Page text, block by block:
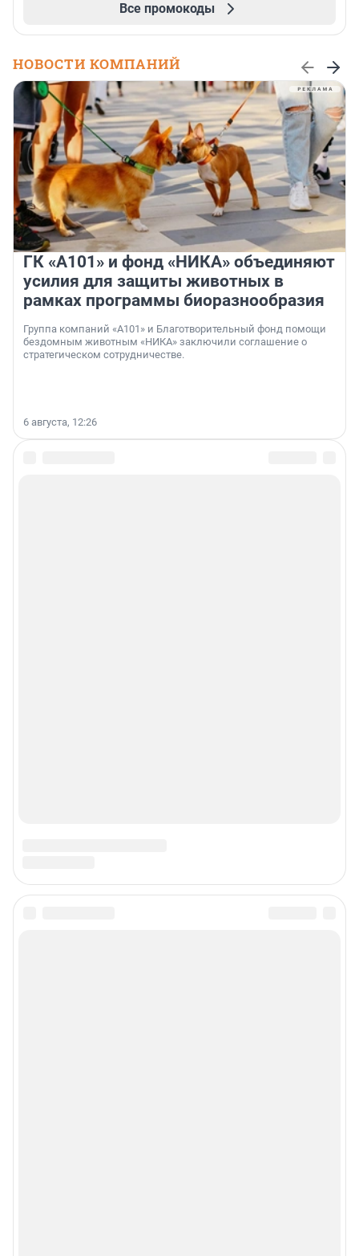
Все промокоды
НОВОСТИ КОМПАНИЙ
ГК «А101» и фонд «НИКА» объединяют
усилия для защиты животных в
рамках программы биоразнообразия
Группа компаний «А101» и Благотворительный фонд помощи
бездомным животным «НИКА» заключили соглашение о
стратегическом сотрудничестве.
6 августа, 12:26